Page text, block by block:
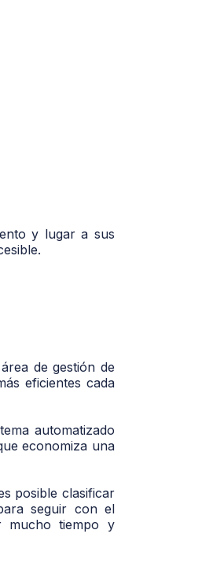
y lugar a sus
de gestión de
eficientes cada
automatizado
economiza una
posible clasificar
seguir con el
mucho tiempo y